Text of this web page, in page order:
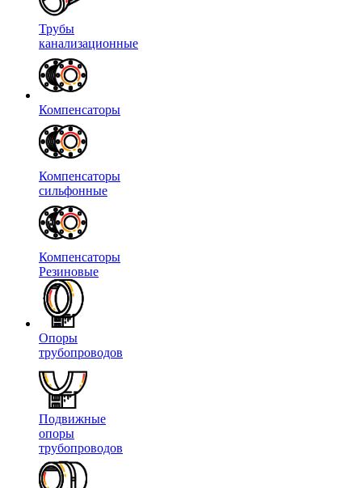
Трубы
канализационные
Компенсаторы
Компенсаторы
сильфонные
Компенсаторы
Резиновые
Опоры
трубопроводов
Подвижные
опоры
трубопроводов